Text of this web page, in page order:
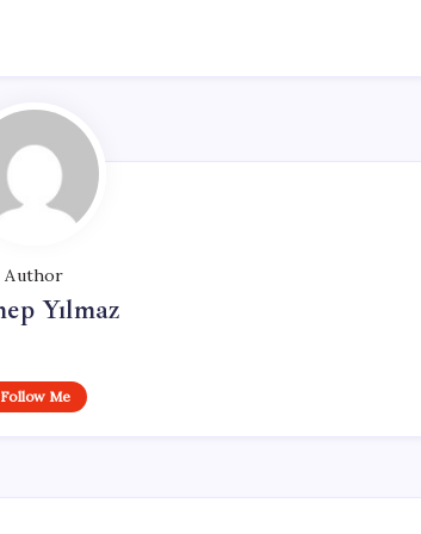
Author
Yılmaz
Follow Me